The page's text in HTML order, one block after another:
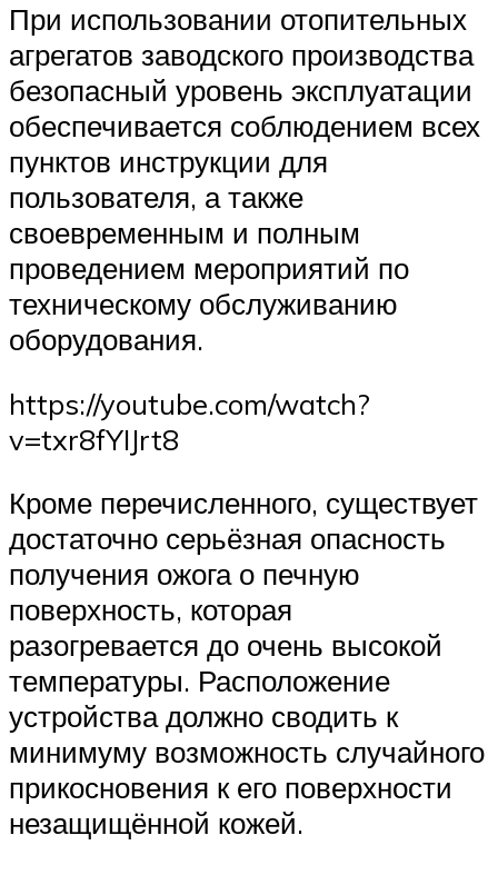
При использовании отопительных
агрегатов заводского производства
безопасный уровень эксплуатации
обеспечивается соблюдением всех
пунктов инструкции для
пользователя, а также
своевременным и полным
проведением мероприятий по
техническому обслуживанию
оборудования.
https://youtube.com/watch?
v=txr8fYIJrt8
Кроме перечисленного, существует
достаточно серьёзная опасность
получения ожога о печную
поверхность, которая
разогревается до очень высокой
температуры. Расположение
устройства должно сводить к
минимуму возможность случайного
прикосновения к его поверхности
незащищённой кожей.